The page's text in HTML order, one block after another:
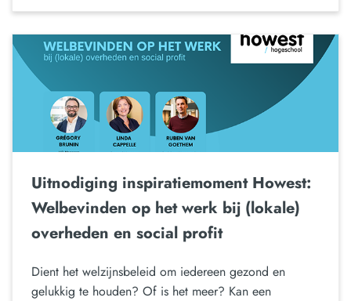
Uitnodiging inspiratiemoment Howest:
Welbevinden op het werk bij (lokale)
overheden en social profit
Dient het welzijnsbeleid om iedereen gezond en
gelukkig te houden? Of is het meer? Kan een